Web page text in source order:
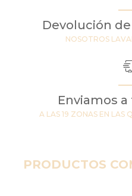
Devolución
NOSOTROS
Enviamos
A LAS 19 ZONAS EN LAS
PRODUCTOS